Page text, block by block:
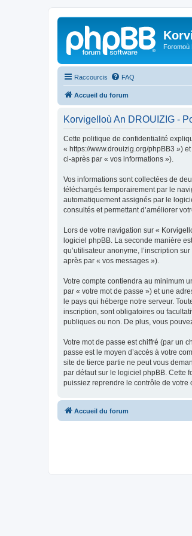
Foromoù
Raccourcis FAQ
Accueil du forum
Korvigelloù An DROUIZIG -
Cette politique de confidentialité
« https://www.drouizig.org/phpBB3 »)
ci-après par « vos informations »).
Vos informations sont collectées de
téléchargés temporairement par le
automatiquement assignés par le
consultés et permettant d’améliorer
Lors de votre navigation sur «
logiciel phpBB. La seconde manière
qu’utilisateur anonyme, l’inscription
après par « vos messages »).
Votre compte contiendra au minimum
par « votre mot de passe ») et une
le pays qui héberge notre serveur.
inscription, sont obligatoires ou
publiques ou non. De plus, vous
Votre mot de passe est chiffré (par un
passe est le moyen d’accès à votre
site de tierce partie ne peut vous
par défaut sur le logiciel phpBB. Cette
puissiez reprendre le contrôle de votre
Accueil du forum